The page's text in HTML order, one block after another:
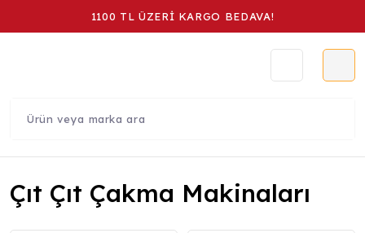
1100 TL ÜZERİ KARGO BEDAVA!
Çıt Çıt Çakma Makinaları